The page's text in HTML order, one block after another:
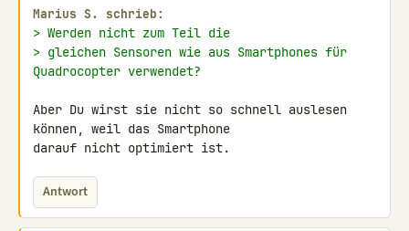
Marius S. schrieb:
> Werden nicht zum Teil die
> gleichen Sensoren wie aus Smartphones für
Quadrocopter verwendet?
Aber Du wirst sie nicht so schnell auslesen
können, weil das Smartphone
darauf nicht optimiert ist.
Antwort